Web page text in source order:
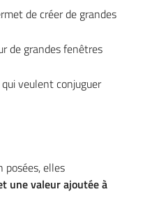
de créer de grandes
de grandes fenêtres
veulent conjuguer
posées, elles
une valeur ajoutée à